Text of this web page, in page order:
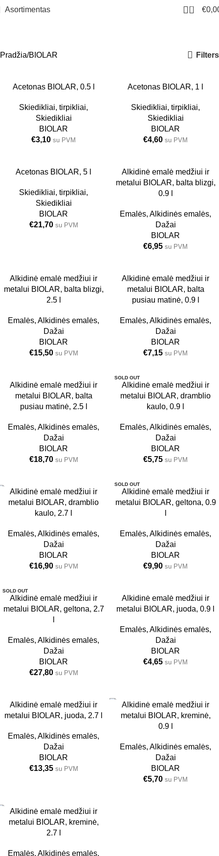
Asortimentas 0 €
Pradžia BIOLAR Filters
Acetonas BIOLAR, 0.5 l
Skiedikliai, tirpikliai,
Skiedikliai
BIOLAR
€3,10 su PVM
Acetonas BIOLAR, 1 l
Skiedikliai, tirpikliai,
Skiedikliai
BIOLAR
€4,60 su PVM
Acetonas BIOLAR, 5 l
Skiedikliai, tirpikliai,
Skiedikliai
BIOLAR
€21,70 su PVM
BALTA BLIZGI
0.9 L
Alkidinė emalė medžiui ir
metalui BIOLAR, balta blizgi,
0.9 l
Emalės, Alkidinės emalės,
Dažai
BIOLAR
€6,95 su PVM
BALTA BLIZGI
2.5 L
Alkidinė emalė medžiui ir
metalui BIOLAR, balta blizgi,
2.5 l
Emalės, Alkidinės emalės,
Dažai
BIOLAR
€15,50 su PVM
BALTA PUSIAU MA
TINĖ
Alkidinė emalė medžiui ir
metalui BIOLAR, balta
pusiau matinė, 0.9 l
Emalės, Alkidinės emalės,
Dažai
BIOLAR
€7,15 su PVM
BALTA PUSIAU MA
TINĖ
Alkidinė emalė medžiui ir
metalui BIOLAR, balta
pusiau matinė, 2.5 l
Emalės, Alkidinės emalės,
Dažai
BIOLAR
€18,70 su PVM
SOLD OUT
Alkidinė emalė medžiui ir
metalui BIOLAR, dramblio
kaulo, 0.9 l
Emalės, Alkidinės emalės,
Dažai
BIOLAR
€5,75 su PVM
Alkidinė emalė medžiui ir
metalui BIOLAR, dramblio
kaulo, 2.7 l
Emalės, Alkidinės emalės,
Dažai
BIOLAR
€16,90 su PVM
SOLD OUT
GELTONA
Alkidinė emalė medžiui ir
metalui BIOLAR, geltona, 0.9
Emalės, Alkidinės emalės,
Dažai
BIOLAR
€9,90 su PVM
SOLD OUT
GELTONA
Alkidinė emalė medžiui ir
metalui BIOLAR, geltona, 2.7
Emalės, Alkidinės emalės,
Dažai
BIOLAR
€27,80 su PVM
JUODA
0.9 L
Alkidinė emalė medžiui ir
metalui BIOLAR, juoda, 0.9 l
Emalės, Alkidinės emalės,
Dažai
BIOLAR
€4,65 su PVM
JUODA
2.7 L
Alkidinė emalė medžiui ir
metalui BIOLAR, juoda, 2.7 l
Emalės, Alkidinės emalės,
Dažai
BIOLAR
€13,35 su PVM
0.9 L
Alkidinė emalė medžiui ir
metalui BIOLAR, kreminė,
0.9 l
Emalės, Alkidinės emalės,
Dažai
BIOLAR
€5,70 su PVM
2.7 L
Alkidinė emalė medžiui ir
metalui BIOLAR, kreminė,
2.7 l
Emalės, Alkidinės emalės,